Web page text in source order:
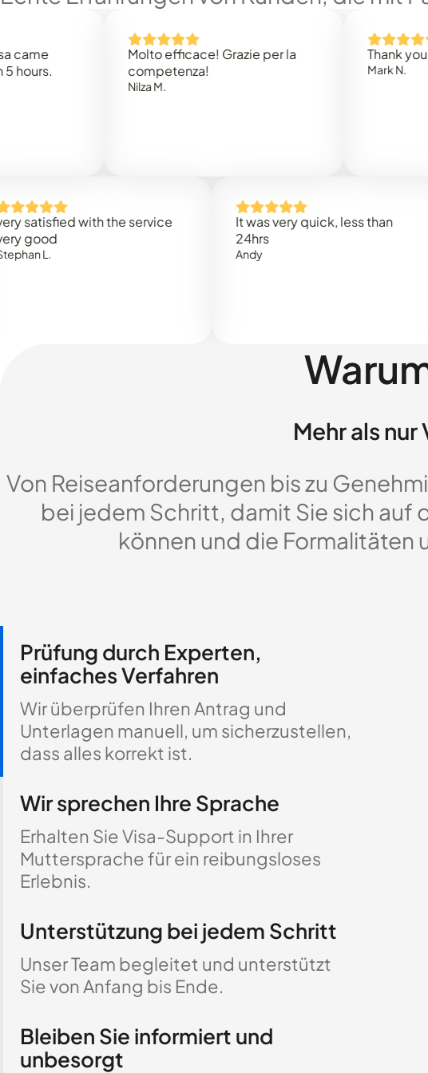
Molto efficace! Grazie per la
competenza!
Thank you Great
with the service
It was very quick, less than
Mehr als
Von Reiseanforderungen bis zu
bei jedem Schritt, damit Sie sich auf
können und die Formalitäten
Prüfung durch Experten,
einfaches Verfahren
Wir überprüfen Ihren Antrag und
Unterlagen manuell, um sicherzustellen,
dass alles korrekt ist.
Wir sprechen Ihre Sprache
Erhalten Sie Visa-Support in Ihrer
Muttersprache für ein reibungsloses
Erlebnis.
Unterstützung bei jedem Schritt
Unser Team begleitet und unterstützt
Sie von Anfang bis Ende.
Bleiben Sie informiert und
unbesorgt